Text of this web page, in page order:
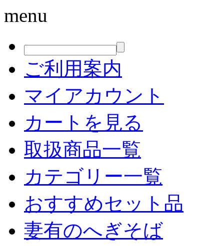
menu
ご利用案内
マイアカウント
カートを見る
取扱商品一覧
カテゴリー一覧
おすすめセット品
妻有のへぎそば